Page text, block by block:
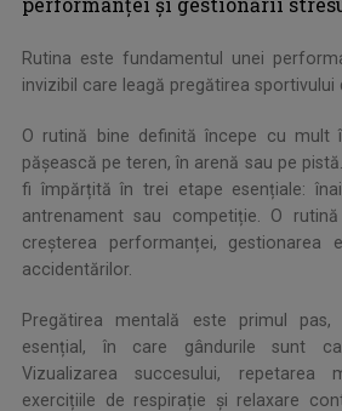
Rutina este fundamentul unei
invizibil care leagă pregătirea sportivului
O rutină bine definită începe cu mult
pășească pe teren, în arenă sau pe
fi împărțită în trei etape esențiale:
antrenament sau competiție. O
creșterea performanței, gestionarea
accidentărilor.
Pregătirea mentală este primul
esențial, în care gândurile sunt
Vizualizarea succesului, repetarea
exercițiile de respirație și relaxare